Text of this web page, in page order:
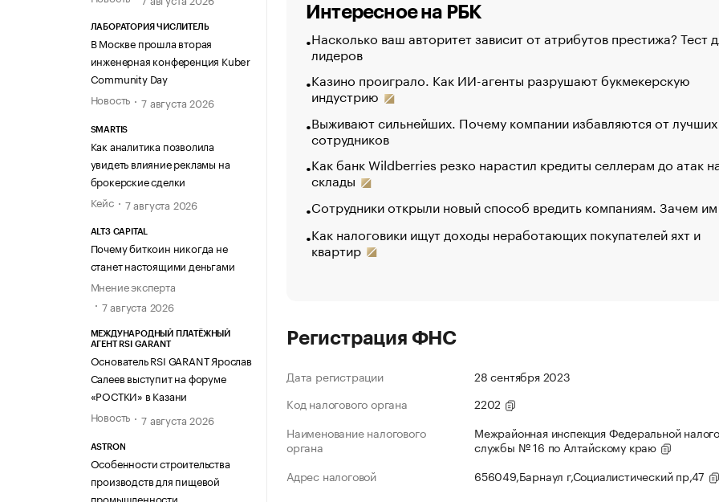
ЛАБОРАТОРИЯ ЧИСЛИТЕЛЬ
В Москве прошла вторая
инженерная конференция Kuber
Community Day
Новость
7 августа 2026
SMARTIS
Как аналитика позволила
увидеть влияние рекламы на
брокерские сделки
Кейс
7 августа 2026
ALT3 CAPITAL
Почему биткоин никогда не
станет настоящими деньгами
Мнение эксперта
7 августа 2026
МЕЖДУНАРОДНЫЙ ПЛАТЁЖНЫЙ
АГЕНТ RSI GARANT
Основатель RSI GARANT Ярослав
Салеев выступит на форуме
«РОСТКИ» в Казани
Новость
7 августа 2026
ASTRON
Особенности строительства
производств для пищевой
промышленности
Интересное на РБК
Насколько ваш авторитет зависит от атрибутов престижа? Тест
лидеров
Казино проиграло. Как ИИ-агенты разрушают букмекерскую
индустрию
Выживают сильнейших. Почему компании избавляются от лучших
сотрудников
Как банк Wildberries резко нарастил кредиты селлерам до атак
склады
Сотрудники открыли новый способ вредить компаниям. Зачем
Как налоговики ищут доходы неработающих покупателей яхт и
квартир
Регистрация ФНС
Дата регистрации
28 сентября 2023
Код налогового органа
2202
Наименование налогового
органа
Межрайонная инспекция Федеральной
службы № 16 по Алтайскому краю
Адрес налоговой
656049,Барнаул г,Социалистический пр,47